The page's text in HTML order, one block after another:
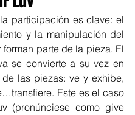
participación es clave: el
y la manipulación del
parte de la pieza. El
se convierte a su vez en
las piezas: ve y exhibe,
Este es el caso
(pronúnciese como give